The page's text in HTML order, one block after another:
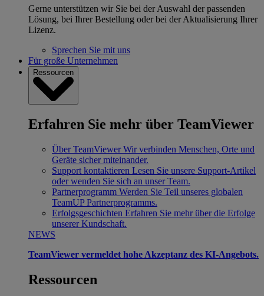
Gerne unterstützen wir Sie bei der Auswahl der passenden
Lösung, bei Ihrer Bestellung oder bei der Aktualisierung Ihrer
Lizenz.
Sprechen Sie mit uns
Für große Unternehmen
Ressourcen
Erfahren Sie mehr über TeamViewer
Über TeamViewer Wir verbinden Menschen, Orte und
Geräte sicher miteinander.
Support kontaktieren Lesen Sie unsere Support-Artikel
oder wenden Sie sich an unser Team.
Partnerprogramm Werden Sie Teil unseres globalen
TeamUP Partnerprogramms.
Erfolgsgeschichten Erfahren Sie mehr über die Erfolge
unserer Kundschaft.
NEWS
TeamViewer vermeldet hohe Akzeptanz des KI-Angebots.
Ressourcen